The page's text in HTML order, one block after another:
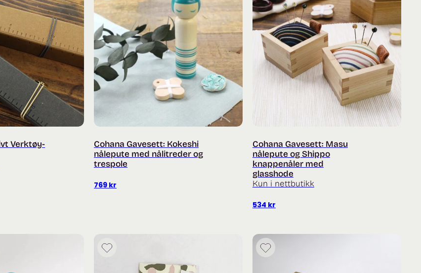
Verktøy-
Cohana Gavesett: Kokeshi
nålepute med nålitreder og
trespole
769 kr
Cohana Gavesett: Masu
nålepute og Shippo
knappenåler med
glasshode
Kun i nettbutikk
534 kr